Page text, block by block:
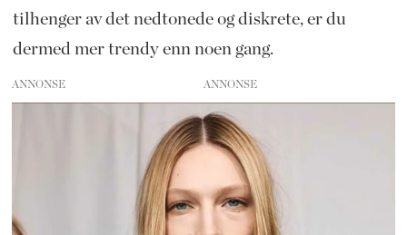
tilhenger av det nedtonede og diskrete, er du
dermed mer trendy enn noen gang.
ANNONSE